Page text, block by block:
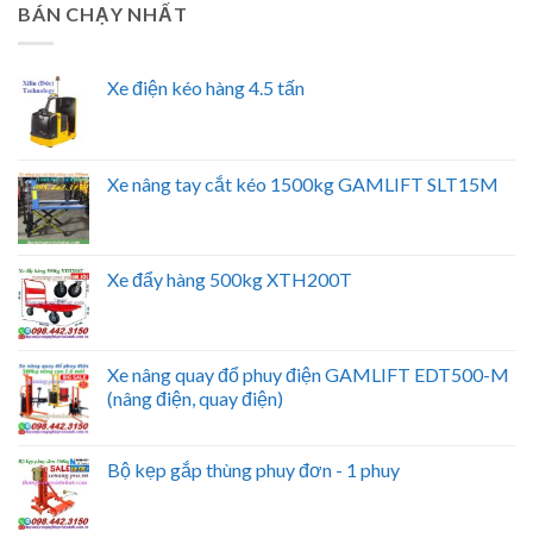
BÁN CHẠY NHẤT
Xe điện kéo hàng 4.5 tấn
Xe nâng tay cắt kéo 1500kg GAMLIFT SLT15M
Xe đẩy hàng 500kg XTH200T
Xe nâng quay đổ phuy điện GAMLIFT EDT500-M
(nâng điện, quay điện)
Bộ kẹp gắp thùng phuy đơn - 1 phuy